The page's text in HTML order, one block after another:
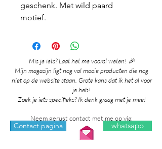
geschenk. Met wild paard
motief.
Mis je iets? Laat het me vooral weten! 🎉
Mijn magazijn ligt nog vol mooie producten die nog
niet op de website staan. Grote kans dat ik het al voor
je heb!
Zoek je iets specifieks? Ik denk graag met je mee!
Neem gerust contact met me op via:
Contact pagina whatsapp